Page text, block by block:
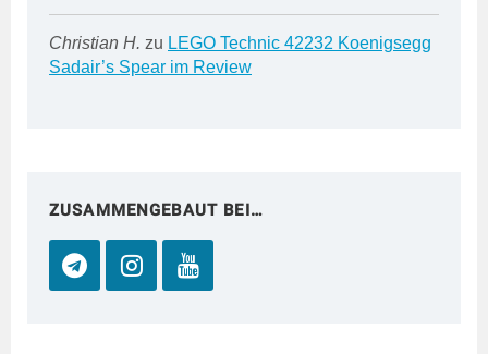
Christian H. zu LEGO Technic 42232 Koenigsegg
Sadair’s Spear im Review
ZUSAMMENGEBAUT BEI…